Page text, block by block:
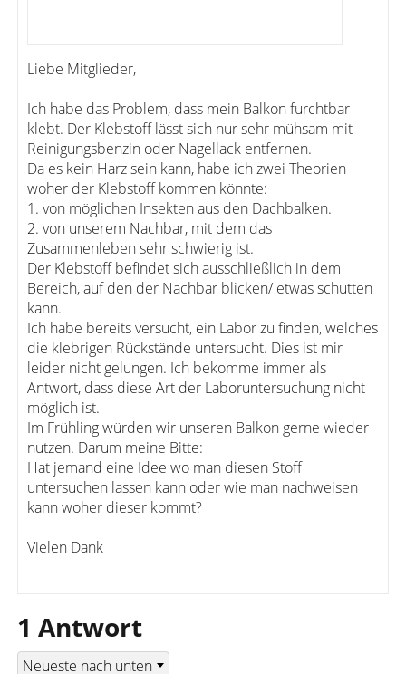
Liebe Mitglieder,
Ich habe das Problem, dass mein Balkon furchtbar
klebt. Der Klebstoff lässt sich nur sehr mühsam mit
Reinigungsbenzin oder Nagellack entfernen.
Da es kein Harz sein kann, habe ich zwei Theorien
woher der Klebstoff kommen könnte:
1. von möglichen Insekten aus den Dachbalken.
2. von unserem Nachbar, mit dem das
Zusammenleben sehr schwierig ist.
Der Klebstoff befindet sich ausschließlich in dem
Bereich, auf den der Nachbar blicken/ etwas schütten
kann.
Ich habe bereits versucht, ein Labor zu finden, welches
die klebrigen Rückstände untersucht. Dies ist mir
leider nicht gelungen. Ich bekomme immer als
Antwort, dass diese Art der Laboruntersuchung nicht
möglich ist.
Im Frühling würden wir unseren Balkon gerne wieder
nutzen. Darum meine Bitte:
Hat jemand eine Idee wo man diesen Stoff
untersuchen lassen kann oder wie man nachweisen
kann woher dieser kommt?
Vielen Dank
1 Antwort